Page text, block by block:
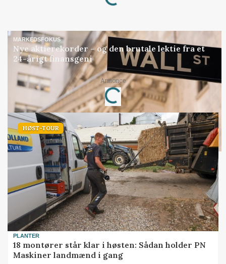
MARKEDSFOKUS
Nye aktierekorder – og den brutale lektie fra et
24-årigt finansgeni
Annonce
Loading...
HØST-TOUR
PLANTER
18 montører står klar i høsten: Sådan holder PN
Maskiner landmænd i gang